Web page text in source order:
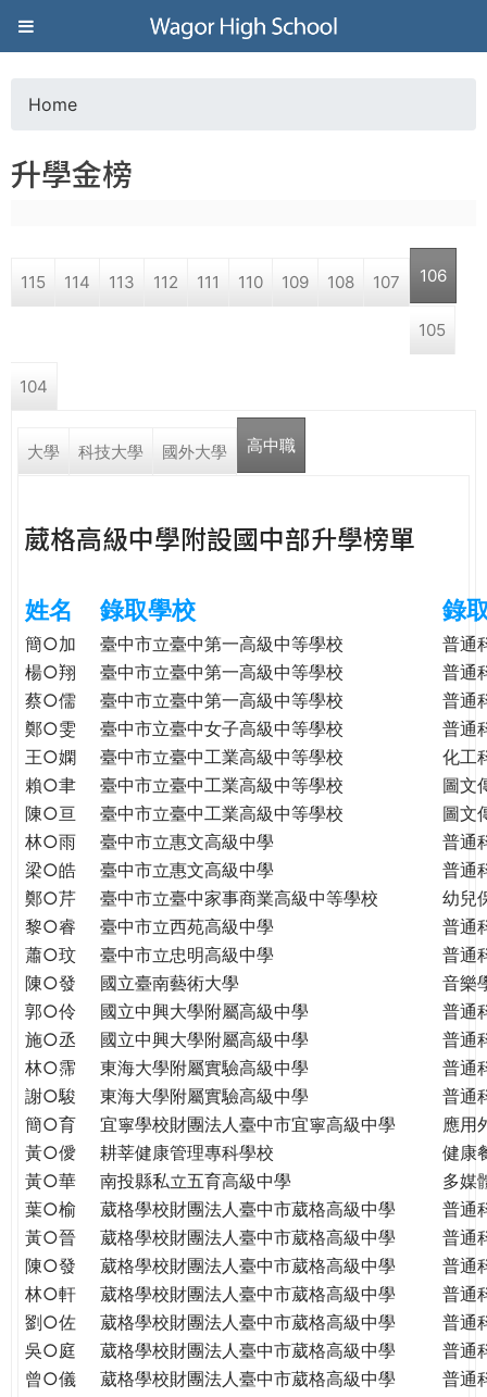
Jump to navigation
葳
格
高
學
際．
民。
WAGOR
TODAY
THE
WORLD
TOMORROW
PUTTING
YOU
ON
THE
PATH
GLOBAL
CITIZENSHIP
o
a
e
h
r
e
Home
升學金榜
115 114 113 112 111 110 109 108 107 106
105
104
大學 科技大學 國外大學 高中職
葳格高級中學附設國中部升學榜單
姓名 錄取學校 錄
簡○加 臺中市立臺中第一高級中等學校
普通
楊○翔
臺中市立臺中第一高級中等學校
普通
蔡○儒
臺中市立臺中第一高級中等學校
普通
鄭○雯
臺中市立臺中女子高級中等學校
普通
王○嫻
臺中市立臺中工業高級中等學校
化工
賴○聿
臺中市立臺中工業高級中等學校
圖文
陳○亘
臺中市立臺中工業高級中等學校
圖文
林○雨
臺中市立惠文高級中學
普通
梁○皓
臺中市立惠文高級中學
普通
鄭○芹
臺中市立臺中家事商業高級中等學校
幼兒
黎○睿
臺中市立西苑高級中學
普通
蕭○玟
臺中市立忠明高級中學
普通
陳○發
國立臺南藝術大學
音樂
郭○伶
國立中興大學附屬高級中學
普通
施○丞
國立中興大學附屬高級中學
普通
林○霈
東海大學附屬實驗高級中學
普通
謝○駿
東海大學附屬實驗高級中學
普通
簡○育
宜寧學校財團法人臺中市宜寧高級中學
應用
黃○僾
耕莘健康管理專科學校
健康
黃○華
南投縣私立五育高級中學
多媒
葉○榆
葳格學校財團法人臺中市葳格高級中學
普通
黃○晉
葳格學校財團法人臺中市葳格高級中學
普通
陳○發
葳格學校財團法人臺中市葳格高級中學
普通
林○軒
葳格學校財團法人臺中市葳格高級中學
普通
劉○佐
葳格學校財團法人臺中市葳格高級中學
普通
吳○庭
葳格學校財團法人臺中市葳格高級中學
普通
曾○儀
葳格學校財團法人臺中市葳格高級中學
普通